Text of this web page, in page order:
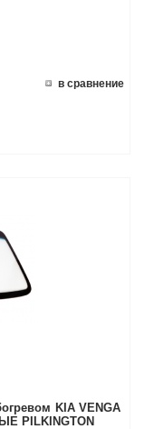
в сравнение
KIA VENGA
PILKINGTON